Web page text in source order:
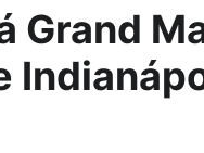
Grand